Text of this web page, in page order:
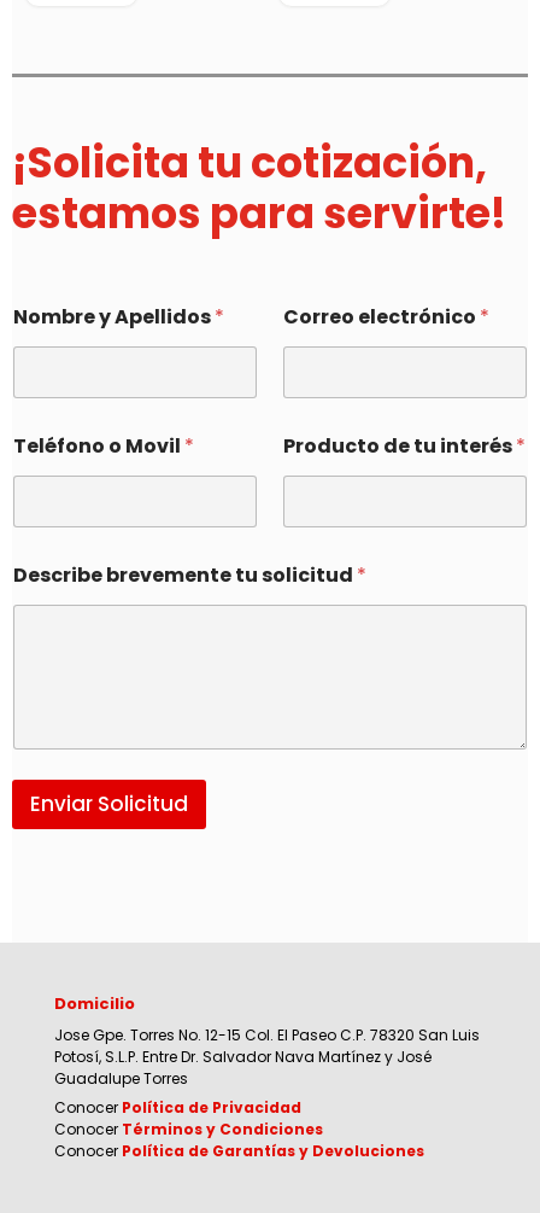
¡Solicita tu cotización,
estamos para servirte!
Nombre y Apellidos* Correo electrónico *
Teléfono o Movil * Producto de tu interés*
Describe brevemente tu solicitud *
Enviar Solicitud
Domicilio
Jose Gpe. Torres No. 12-15 Col. El Paseo C.P. 78320 San Luis
Potosí, S.L.P. Entre Dr. Salvador Nava Martínez y José
Guadalupe Torres
Conocer Política de Privacidad
Conocer Términos y Condiciones
Conocer Política de Garantías y Devoluciones